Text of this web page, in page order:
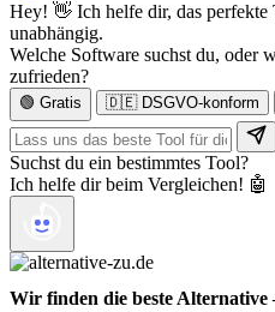
Hey! 👋 Ich helfe dir, das
unabhängig.
Welche Software suchst du, oder
zufrieden?
🟢 Gratis 🇩🇪 DSGVO-konform
Suchst du ein bestimmtes Tool?
Ich helfe dir beim Vergleichen! 🤖
Wir finden die beste